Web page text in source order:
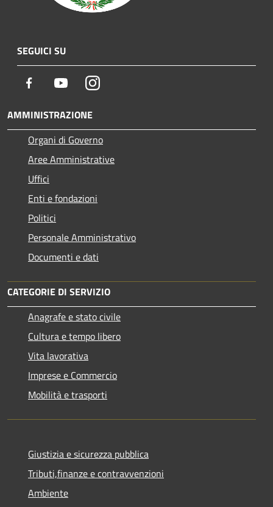
SEGUICI SU
Facebook YoutubeInstagram
AMMINISTRAZIONE
Organi di Governo
Aree Amministrative
Uffici
Enti e fondazioni
Politici
Personale Amministrativo
Documenti e dati
CATEGORIE DI SERVIZIO
Anagrafe e stato civile
Cultura e tempo libero
Vita lavorativa
Imprese e Commercio
Mobilità e trasporti
Giustizia e sicurezza pubblica
Tributi,finanze e contravvenzioni
Ambiente